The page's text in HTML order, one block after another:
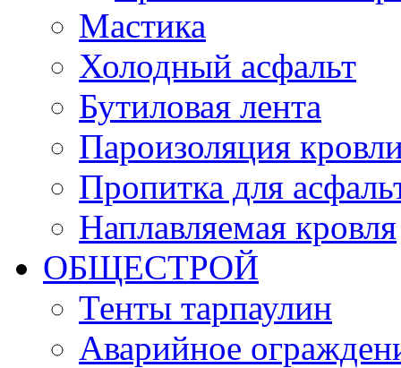
Мастика
Холодный асфальт
Бутиловая лента
Пароизоляция
Пропитка для
Наплавляемая кровля
ОБЩЕСТРОЙ
Тенты тарпаулин
Аварийное